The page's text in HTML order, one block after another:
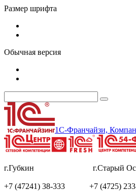
Размер шрифта
Обычная версия
1С-Франчайзи,
г.Губкин г.Старый
+7 (47241) 38-333 +7 (4725)